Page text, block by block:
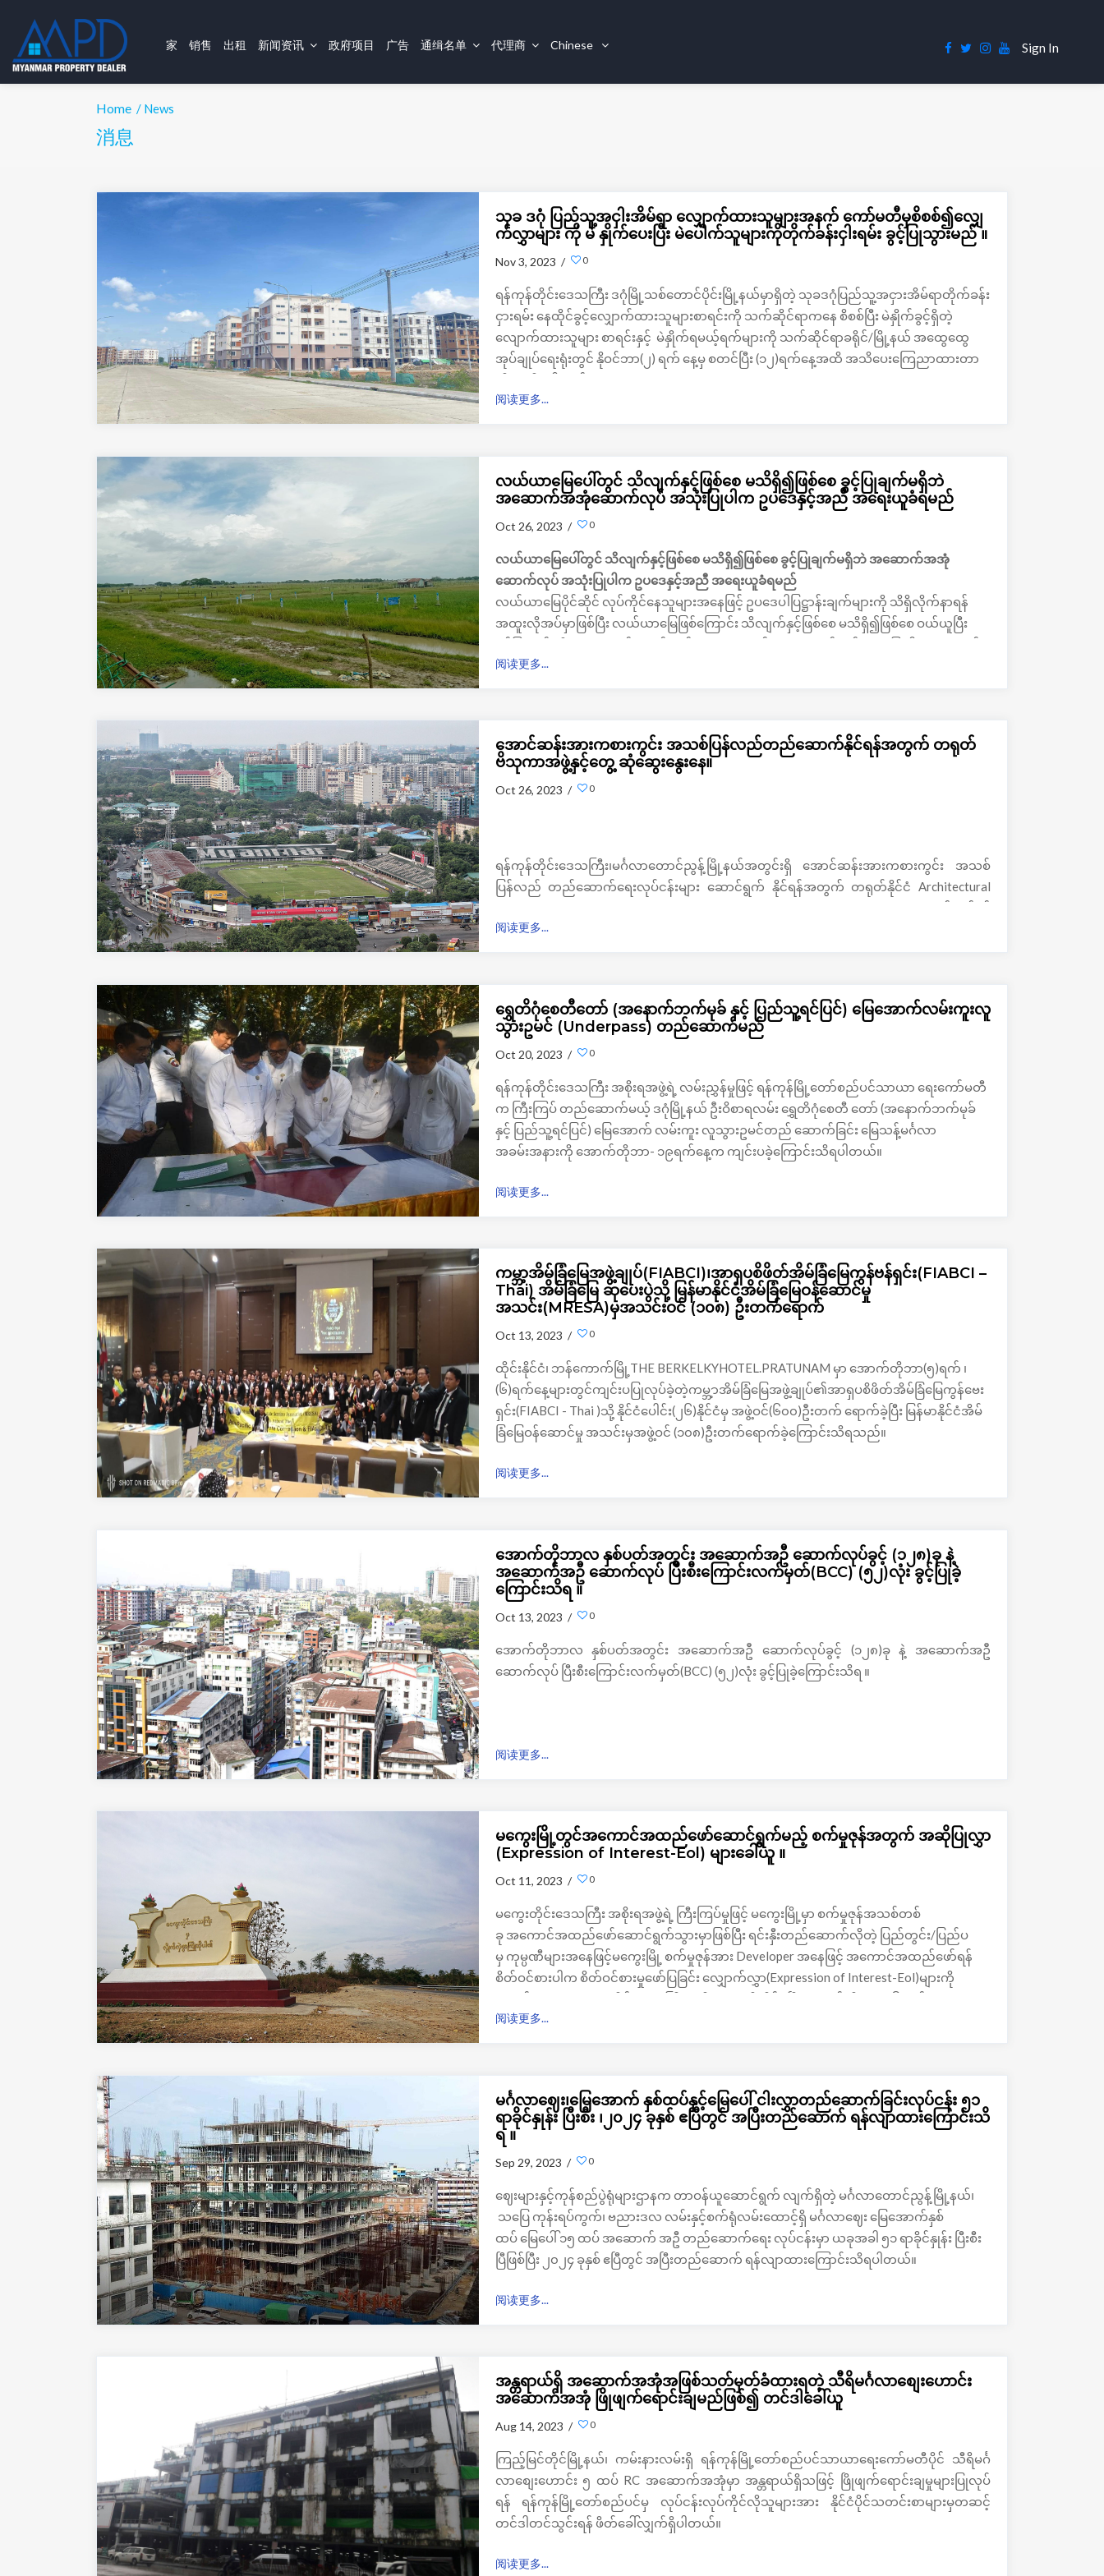
家 销售 出租 新闻资讯 政府项目 广告 通缉名单 代理商 Chinese Sign In
Home / News
消息
သုခ ဒဂုံ ပြည်သူ့အငှါးအိမ်ရာ လျှောက်ထားသူများအနက် ကော်မတီမှစိစစ်၍လျှေ
က်လွှာများ ကို မဲ နှိုက်ပေးပြီး မဲပေါက်သူများကိုတိုက်ခန်းငှါးရမ်း ခွင့်ပြုသွားမည် ။
Nov 3, 2023 / 0
ရန်ကုန်တိုင်းဒေသကြီး ဒဂုံမြို့သစ်တောင်ပိုင်းမြို့နယ်မှာရှိတဲ့ သုခဒဂုံပြည်သူ့အငှားအိမ်ရာတိုက်ခန်း
ငှားရမ်း နေထိုင်ခွင့်လျှောက်ထားသူများစာရင်းကို သက်ဆိုင်ရာကနေ စိစစ်ပြီး မဲနှိုက်ခွင့်ရှိတဲ့
လျောက်ထားသူများ စာရင်းနှင့် မဲနှိုက်ရမယ့်ရက်များကို သက်ဆိုင်ရာခရိုင်/မြို့နယ် အထွေထွေ
အုပ်ချုပ်ရေးရုံးတွင် နိုဝင်ဘာ(၂) ရက် နေ့မှ စတင်ပြီး (၁၂)ရက်နေ့အထိ အသိပေးကြေညာထားတာ
阅读更多...
လယ်ယာမြေပေါ်တွင် သိလျက်နှင့်ဖြစ်စေ မသိရှိ၍ဖြစ်စေ ခွင့်ပြုချက်မရှိဘဲ
အဆောက်အအုံဆောက်လုပ် အသုံးပြုပါက ဥပဒေနှင့်အညီ အရေးယူခံရမည်
Oct 26, 2023 / 0
လယ်ယာမြေပေါ်တွင် သိလျက်နှင့်ဖြစ်စေ မသိရှိ၍ဖြစ်စေ ခွင့်ပြုချက်မရှိဘဲ အဆောက်အအုံ
ဆောက်လုပ် အသုံးပြုပါက ဥပဒေနှင့်အညီ အရေးယူခံရမည်
လယ်ယာမြေပိုင်ဆိုင် လုပ်ကိုင်နေသူများအနေဖြင့် ဥပဒေပါပြဋ္ဌာန်းချက်များကို သိရှိလိုက်နာရန်
အထူးလိုအပ်မှာဖြစ်ပြီး လယ်ယာမြေဖြစ်ကြောင်း သိလျက်နှင့်ဖြစ်စေ မသိရှိ၍ဖြစ်စေ ဝယ်ယူပြီး
အညီ အရေးယူခံရမှာဖြစ်ပြီး ပြည်သူများအနေဖြင့်လည်း မြေယာဥပဒေ အပါအဝင် ဆက်စပ်ဥပဒေ
阅读更多...
အောင်ဆန်းအားကစားကွင်း အသစ်ပြန်လည်တည်ဆောက်နိုင်ရန်အတွက် တရုတ်
ဗိသုကာအဖွဲ့နှင့်တွေ့ ဆုံဆွေးနွေးနေ။
Oct 26, 2023 / 0
ရန်ကုန်တိုင်းဒေသကြီး၊မင်္ဂလာတောင်ညွန့်မြို့နယ်အတွင်းရှိ အောင်ဆန်းအားကစားကွင်း အသစ်
ပြန်လည် တည်ဆောက်ရေးလုပ်ငန်းများ ဆောင်ရွက် နိုင်ရန်အတွက် တရုတ်နိုင်ငံ Architectural
ကုန်မြို့တော် စည်ပင်သာယာရေးကော်မတီမှတာဝန်ရှိသူများပြီးခဲ့တဲ့အောက်တိုဘာ၂၅ ရက်နေ့က
阅读更多...
ရွှေတိဂုံစေတီတော် (အနောက်ဘက်မုခ် နှင့် ပြည်သူ့ရင်ပြင်) မြေအောက်လမ်းကူးလူ
သွားဥမင် (Underpass) တည်ဆောက်မည်
Oct 20, 2023 / 0
ရန်ကုန်တိုင်းဒေသကြီး အစိုးရအဖွဲ့ရဲ့ လမ်းညွှန်မှုဖြင့် ရန်ကုန်မြို့တော်စည်ပင်သာယာ ရေးကော်မတီ
က ကြီးကြပ် တည်ဆောက်မယ့် ဒဂုံမြို့နယ် ဦးဝိစာရလမ်း ရွှေတိဂုံစေတီ တော် (အနောက်ဘက်မုခ်
နှင့် ပြည်သူ့ရင်ပြင်) မြေအောက် လမ်းကူး လူသွားဥမင်တည်‌ ဆောက်ခြင်း မြေသန့်မင်္ဂလာ
အခမ်းအနားကို အောက်တိုဘာ- ၁၉ရက်နေ့က ကျင်းပခဲ့ကြောင်းသိရပါတယ်။
阅读更多...
ကမ္ဘာ့အိမ်ခြံမြေအဖွဲ့ချုပ်(FIABCI)၊အာရှပစိဖိတ်အိမ်ခြံ‌မြေကွန်‌ဗန်ရှင်း(FIABCI –
Thai) အိမ်ခြံမြေ ဆုပေးပွဲသို့ မြန်မာနိုင်ငံအိမ်ခြံမြေဝန်ဆောင်မှု
အသင်း(MRESA)မှအသင်းဝင် (၁၀၈) ဦးတက်ရောက်
Oct 13, 2023 / 0
ထိုင်းနိုင်ငံ၊ ဘန်ကောက်မြို့THE BERKELKYHOTEL.PRATUNAM မှာ အောက်တိုဘာ(၅)ရက် ၊
(၆)ရက်နေ့များတွင်ကျင်းပပြုလုပ်ခဲ့တဲ့ကမ္ဘ့ာအိမ်ခြံမြေအဖွဲ့ချုပ်၏အာရှပစိဖိတ်အိမ်ခြံမြေကွန်ဗေး
ရှင်း(FIABCI - Thai )သို့ နိုင်ငံပေါင်း(၂၆)နိုင်ငံမှ အဖွဲ့ဝင်(၆၀၀)ဦးတက် ရောက်ခဲ့ပြီး မြန်မာနိုင်ငံအိမ်
ခြံမြေဝန်ဆောင်မှု အသင်းမှအဖွဲ့ဝင် (၁၀၈)ဦးတက်ရောက်ခဲ့ကြောင်းသိရသည်။
阅读更多...
အောက်တိုဘာလ နှစ်ပတ်အတွင်း အဆောက်အဦ ဆောက်လုပ်ခွင့် (၁၂၈)ခု နဲ့
အဆောက်အဦ ဆောက်လုပ် ပြီးစီးကြောင်းလက်မှတ်(BCC) (၅၂)လုံး ခွင့်ပြုခဲ့
ကြောင်းသိရ ။
Oct 13, 2023 / 0
အောက်တိုဘာလ နှစ်ပတ်အတွင်း အဆောက်အဦ ဆောက်လုပ်ခွင့် (၁၂၈)ခု နဲ့ အဆောက်အဦ
ဆောက်လုပ် ပြီးစီးကြောင်းလက်မှတ်(BCC) (၅၂)လုံး ခွင့်ပြုခဲ့ကြောင်းသိရ ။
阅读更多...
မကွေးမြို့တွင်အကောင်အထည်ဖော်ဆောင်ရွက်မည့် စက်မှုဇုန်အတွက် အဆိုပြုလွှာ
(Expression of Interest-Eol) များခေါ်ယူ ။
Oct 11, 2023 / 0
မကွေးတိုင်းဒေသကြီး အစိုးရအဖွဲ့ရဲ့ ကြီးကြပ်မှုဖြင့် မကွေးမြို့မှာ စက်မှုဇုန်အသစ်တစ်
ခု အကောင်အထည်ဖော်ဆောင်ရွက်သွားမှာဖြစ်ပြီး ရင်းနှီးတည်ဆောက်လိုတဲ့ ပြည်တွင်း/ပြည်ပ
မှ ကုမ္ပဏီများအနေဖြင့်မကွေးမြို့ စက်မှုဇုန်အား Developer အနေဖြင့် အကောင်အထည်ဖော်ရန်
စိတ်ဝင်စားပါက စိတ်ဝင်စားမှုဖော်ပြခြင်း လျှောက်လွှာ(Expression of Interest-Eol)များကို
နေ့ ညနေ ၃နာရီ အရောက် ပေးပို့ တင်ပြရမှာဖြစ်တယ်လို့ နိုင်ငံပိုင်သတင်းစာများမှတဆင့်သိရပါ
阅读更多...
မင်္ဂလာဈေး၊မြေအောက် နှစ်ထပ်နှင့်မြေပေါ် ငါးလွှာတည်ဆောက်ခြင်းလုပ်ငန်း ၅၁
ရာခိုင်နှုန်း ပြီးစီး ၊၂၀၂၄ ခုနှစ် ဧပြီတွင် အပြီးတည်ဆောက် ရန်လျာထားကြောင်းသိ
ရ ။
Sep 29, 2023 / 0
ဈေးများနှင့်ကုန်စည်ပွဲရုံများဌာနက တာဝန်ယူဆောင်ရွက် လျက်ရှိတဲ့ မင်္ဂလာတောင်ညွန့်မြို့နယ်၊
သပြေ ကုန်းရပ်ကွက်၊ ဗညားဒလ လမ်းနှင့်စက်ရုံလမ်းထောင့်ရှိ မင်္ဂလာဈေး မြေအောက်နှစ်
ထပ် မြေပေါ် ၁၅ ထပ် အဆောက် အဦ တည်ဆောက်ရေး လုပ်ငန်းမှာ ယခုအခါ ၅၁ ရာခိုင်နှုန်း ပြီးစီး
ပြီဖြစ်ပြီး ၂၀၂၄ ခုနှစ် ဧပြီတွင် အပြီးတည်ဆောက် ရန်လျာထားကြောင်းသိရပါတယ်။
阅读更多...
အန္တရာယ်ရှိ အဆောက်အအုံအဖြစ်သတ်မှတ်ခံထားရတဲ့ သီရိမင်္ဂလာစျေးဟောင်း
အဆောက်အအုံ ဖြိုဖျက်ရောင်းချမည်ဖြစ်၍ တင်ဒါခေါ်ယူ
Aug 14, 2023 / 0
ကြည့်မြင်တိုင်မြို့နယ်၊ ကမ်းနားလမ်းရှိ ရန်ကုန်မြို့တော်စည်ပင်သာယာရေးကော်မတီပိုင် သီရိမင်္ဂ
လာစျေးဟောင်း ၅ ထပ် RC အဆောက်အအုံမှာ အန္တရာယ်ရှိသဖြင့် ဖြိုဖျက်ရောင်းချမှုများပြုလုပ်
ရန် ရန်ကုန်မြို့တော်စည်ပင်မှ လုပ်ငန်းလုပ်ကိုင်လိုသူများအား နိုင်ငံပိုင်သတင်းစာများမှတဆင့်
တင်ဒါတင်သွင်းရန် ဖိတ်ခေါ်လျှက်ရှိပါတယ်။
阅读更多...